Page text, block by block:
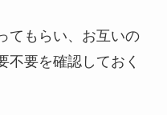
てもらい、お互いの
不要を確認しておく